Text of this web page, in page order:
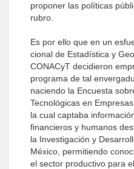
proponer las políticas
rubro.
Es por ello que en un
cional de Estadística y
CONACyT decidieron
programa de tal
naciendo la Encuesta
Tecnológicas en
la cual captaba
financieros y huma­nos
la Investigación y
México, permitiendo
el sector productivo para